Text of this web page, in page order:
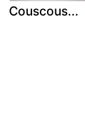
Couscous...